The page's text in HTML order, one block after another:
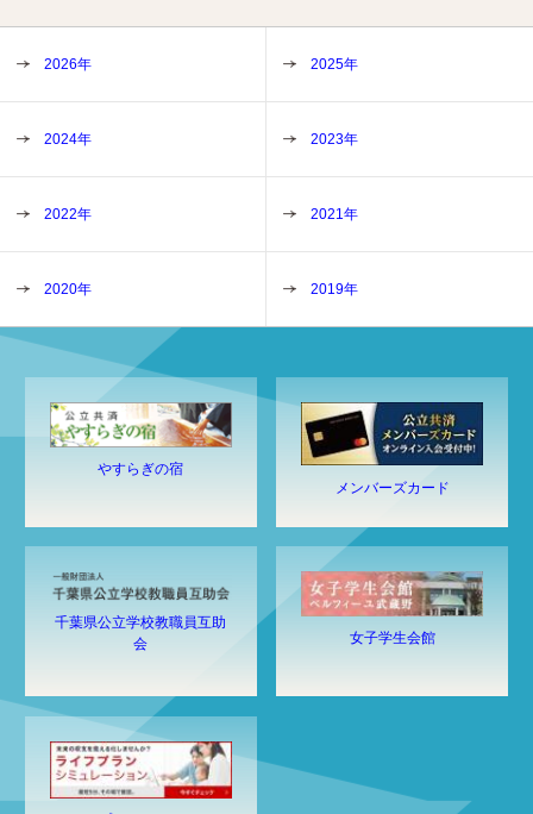
2026年 2025年
2024年 2023年
2022年 2021年
2020年 2019年
やすらぎの宿
メンバーズカード
千葉県公立学校教職員互助
会
女子学生会館